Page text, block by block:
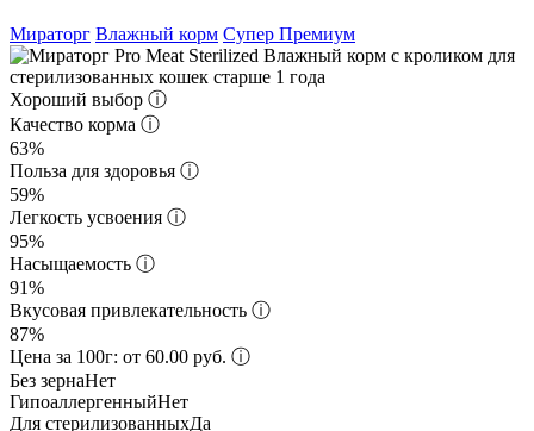
Мираторг Влажный корм Супер Премиум
Хороший выбор ⓘ
Качество корма ⓘ
63%
Польза для здоровья ⓘ
59%
Легкость усвоения ⓘ
95%
Насыщаемость ⓘ
91%
Вкусовая привлекательность ⓘ
87%
Цена за 100г: от 60.00 руб. ⓘ
Без зернаНет
ГипоаллергенныйНет
Для стерилизованныхДа